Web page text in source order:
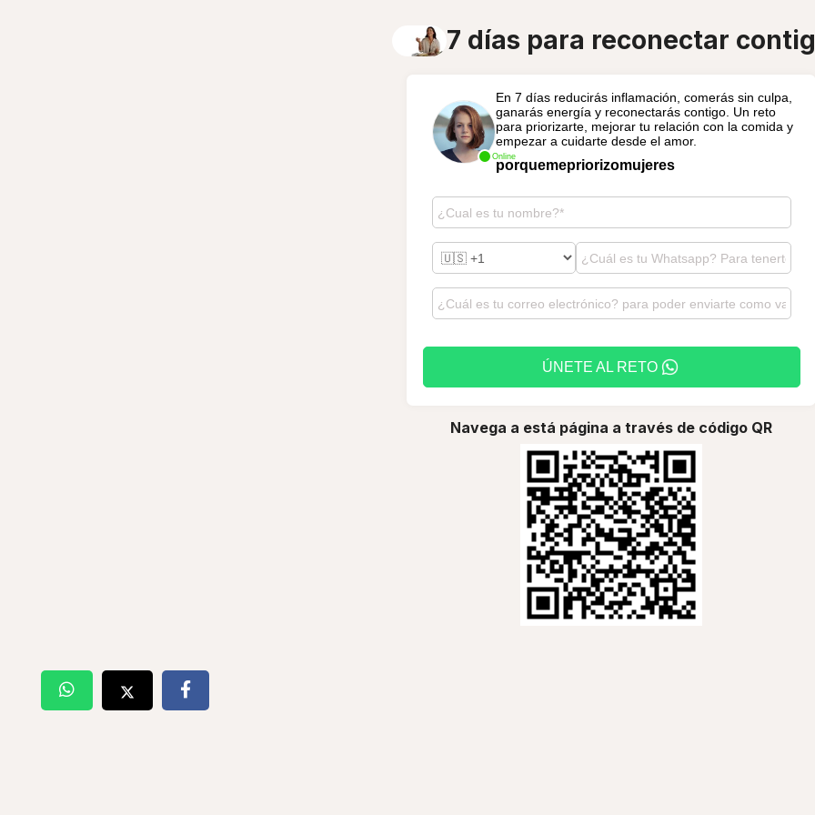
7 días para reconectar
Online
En 7 días reducirás inflamación, comerás sin culpa,
ganarás energía y reconectarás contigo. Un reto
para priorizarte, mejorar tu relación con la comida y
empezar a cuidarte desde el amor.
porquemepriorizomujeres
ÚNETE AL RETO
Navega a está página a través de código QR